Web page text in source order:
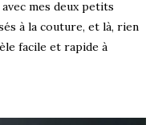
mes deux petits
à la couture, et là, rien
facile et rapide à